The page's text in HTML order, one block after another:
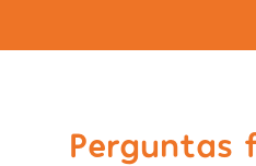
Perguntas